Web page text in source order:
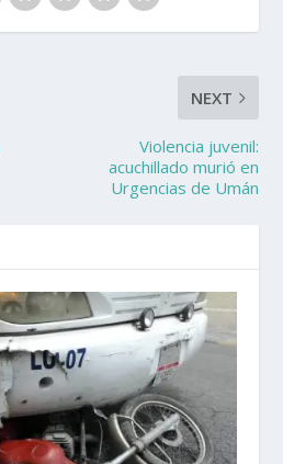
NEXT
Violencia juvenil:
acuchillado murió en
Urgencias de Umán